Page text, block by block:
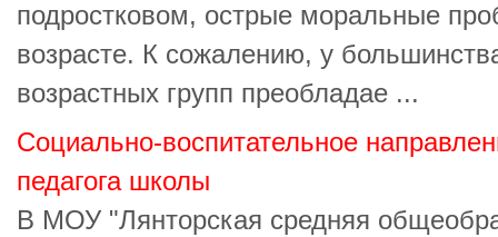
подростковом, острые моральные
возрасте. К сожалению, у
возрастных групп преобладае ...
Социально-воспитательное
педагога школы
В МОУ "Лянторская средняя